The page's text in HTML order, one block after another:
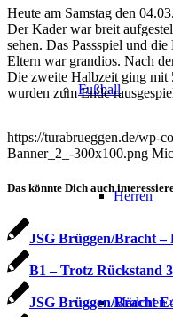
Fußball
Herren
Mädchen
Heute am Samstag den
Der Kader war breit
sehen. Das Passspiel und
Eltern war grandios. Nach
Die zweite Halbzeit ging mit
wurden zum Ende
https://turabrueggen.de/wp-
Banner_2_-300x100.png
Das könnte Dich auch
JSG Brüggen/Bracht –
B1 – Trotz Rückstand
JSG Brüggen/Bracht